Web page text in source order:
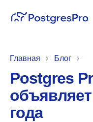
Главная Блог
Postgres
объявляет
года